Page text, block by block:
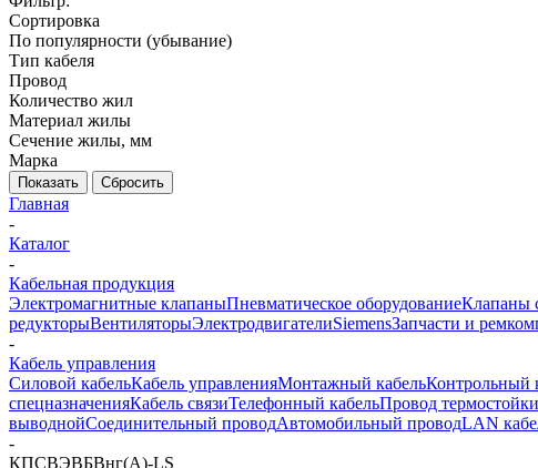
Сортировка
По популярности (убывание)
Тип кабеля
Провод
Количество жил
Материал жилы
Сечение жилы, мм
Марка
Показать Сбросить
Главная
-
Каталог
-
Кабельная продукция
Электромагнитные клапаныПневматическое оборудованиеКлапаны
редукторыВентиляторыЭлектродвигателиSiemensЗапчасти и
-
Кабель управления
Силовой кабельКабель управленияМонтажный кабельКонтрольный
спецназначенияКабель связиТелефонный кабельПровод
выводнойСоединительный проводАвтомобильный проводLAN
-
КПСВЭВБВнг(А)-LS